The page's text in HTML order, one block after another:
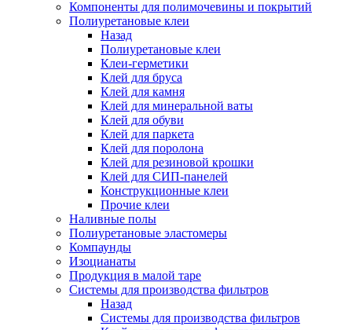
Компоненты для полимочевины и покрытий
Полиуретановые клеи
Назад
Полиуретановые клеи
Клеи-герметики
Клей для бруса
Клей для камня
Клей для минеральной ваты
Клей для обуви
Клей для паркета
Клей для поролона
Клей для резиновой крошки
Клей для СИП-панелей
Конструкционные клеи
Прочие клеи
Наливные полы
Полиуретановые эластомеры
Компаунды
Изоцианаты
Продукция в малой таре
Системы для производства фильтров
Назад
Системы для производства фильтров